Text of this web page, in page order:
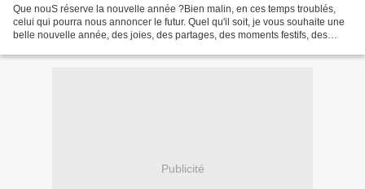
Que nouS réserve la nouvelle année ?Bien malin, en ces temps troublés,
celui qui pourra nous annoncer le futur. Quel qu'il soit, je vous souhaite une
belle nouvelle année, des joies, des partages, des moments festifs, des
Publicité